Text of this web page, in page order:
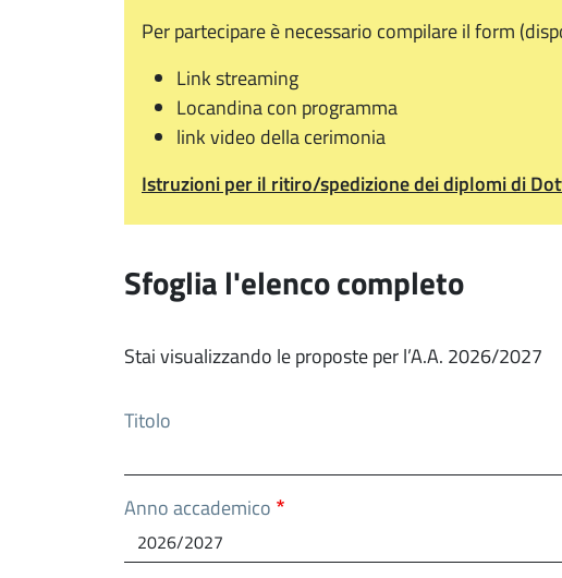
Per partecipare è necessario compilare il form
Link streaming
Locandina con programma
link video della cerimonia
Istruzioni per il ritiro/spedizione dei diplomi di
Sfoglia l'elenco completo
Stai visualizzando le proposte per l’A.A. 2026/2027
Titolo
Anno accademico